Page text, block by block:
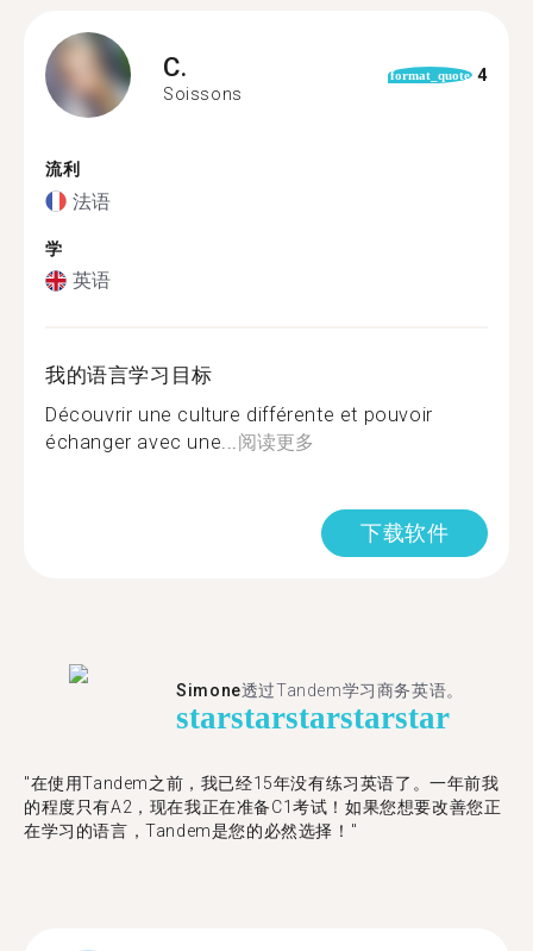
C.
Soissons
format_quote 4
流利
法语
学
英语
我的语言学习目标
Découvrir une culture différente et pouvoir
échanger avec une...阅读更多
下载软件
Simone透过Tandem学习商务英语。
starstarstarstarstar
"在使用Tandem之前，我已经15年没有练习英语了。一年前我
的程度只有A2，现在我正在准备C1考试！如果您想要改善您正
在学习的语言，Tandem是您的必然选择！"